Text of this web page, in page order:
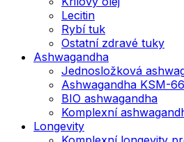
Lecitin
Rybí tuk
Ostatní zdravé tuky
Ashwagandha
Jednosložková
Ashwagandha KSM-
BIO ashwagandha
Komplexní
Longevity